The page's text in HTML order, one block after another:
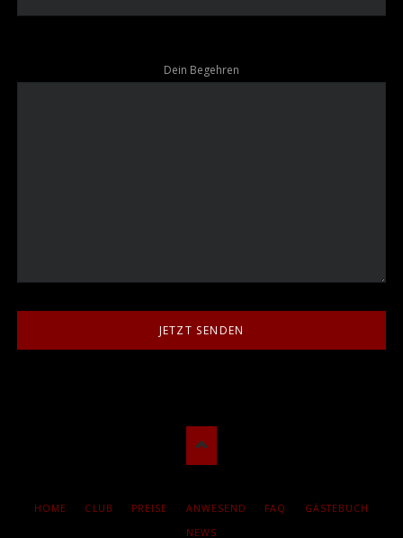
Dein Begehren
JETZT SENDEN
NAVIGATION
HOME CLUB PREISE ANWESEND FAQ
GÄSTEBUCH
NEWS